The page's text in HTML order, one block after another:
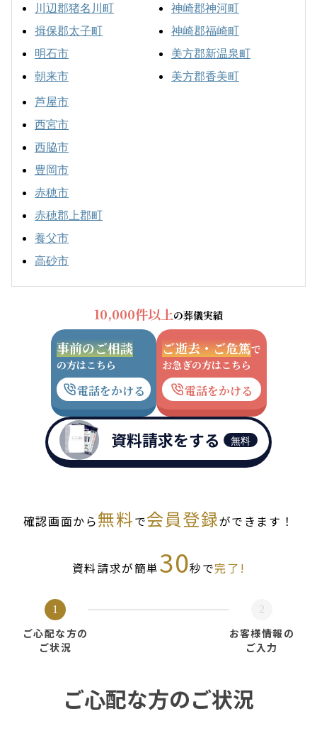
川辺郡猪名川町
揖保郡太子町
明石市
朝来市
神崎郡神河町
神崎郡福崎町
美方郡新温泉町
美方郡香美町
芦屋市
西宮市
西脇市
豊岡市
赤穂市
赤穂郡上郡町
養父市
高砂市
10,000件以上の葬儀実績
事前のご相談
の方はこちら
電話をかける
ご逝去・ご危篤で
お急ぎの方はこちら
電話をかける
資料請求をする 無料
確認画面から無料で会員登録ができます！
資料請求が簡単30秒で完了!
1
ご心配な方の
ご状況
2
お客様情報の
ご入力
ご心配な方のご状況